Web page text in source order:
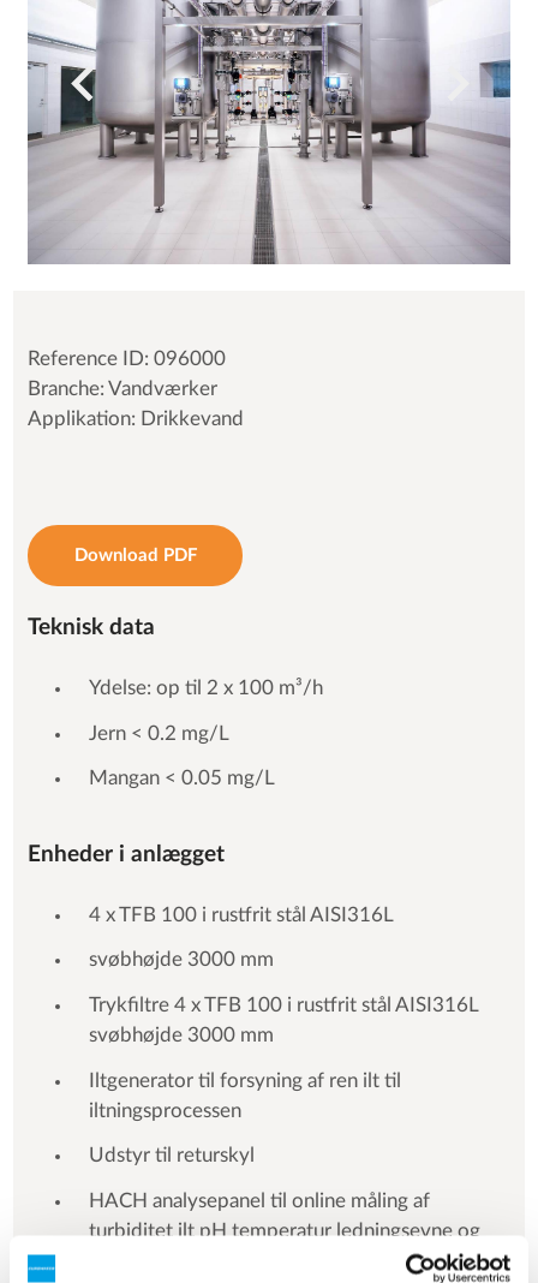
Reference ID: 096000
Branche: Vandværker
Applikation: Drikkevand
Download PDF
Teknisk data
Ydelse: op til 2 x 100 m³/h
Jern < 0.2 mg/L
Mangan < 0.05 mg/L
Enheder i anlægget
4 x TFB 100 i rustfrit stål AISI316L
svøbhøjde 3000 mm
Trykfiltre 4 x TFB 100 i rustfrit stål AISI316L
svøbhøjde 3000 mm
Iltgenerator til forsyning af ren ilt til
iltningsprocessen
Udstyr til returskyl
HACH analysepanel til online måling af
turbiditet ilt pH temperatur ledningsevne og